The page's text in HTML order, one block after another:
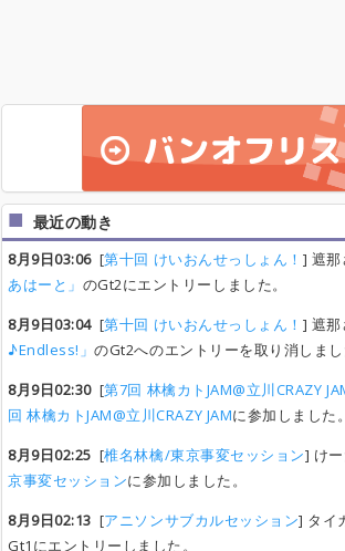
最近の動き
8月9日03:06[第十回 けいおんせっしょん！ ] 遮那
あはーと」 のGt2にエントリーしました。
8月9日03:04[第十回 けいおんせっしょん！ ] 遮那
♪Endless!」のGt2へのエントリーを取り消しまし
8月9日02:30[第7回 林檎カトJAM@立川CRAZY
回 林檎カトJAM@立川CRAZY JAMに参加しました。
8月9日02:25 [椎名林檎/東京事変セッション] け
京事変セッションに参加しました。
8月9日02:13 [アニソンサブカルセッション] タイ
Gt1にエントリーしました。